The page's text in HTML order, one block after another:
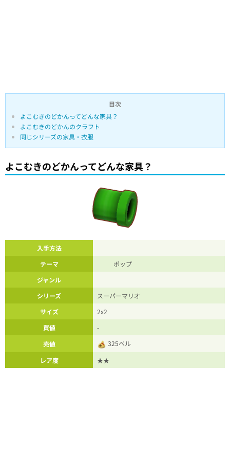
目次
よこむきのどかんってどんな家具？
よこむきのどかんのクラフト
同じシリーズの家具・衣服
よこむきのどかんってどんな家具？
入手方法
テーマ
ポップ
ジャンル
シリーズ
スーパーマリオ
サイズ
2x2
買値
-
売値
325ベル
レア度
★★